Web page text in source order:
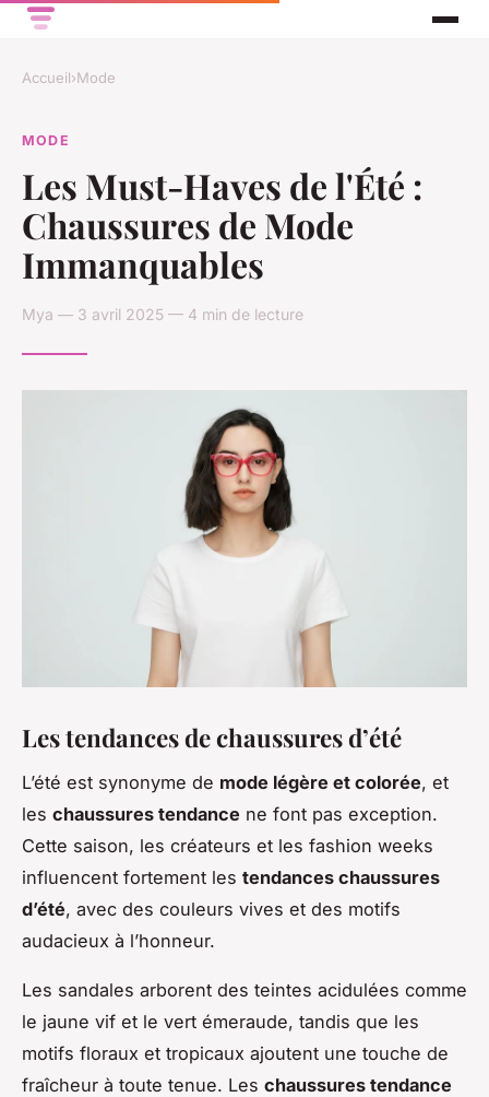
Accueil›Mode
MODE
Les Must-Haves de l'Été :
Chaussures de Mode
Immanquables
Mya — 3 avril 2025 — 4 min de lecture
Les tendances de chaussures d’été
L’été est synonyme de mode légère et colorée, et
les chaussures tendance ne font pas exception.
Cette saison, les créateurs et les fashion weeks
influencent fortement les tendances chaussures
d’été, avec des couleurs vives et des motifs
audacieux à l’honneur.
Les sandales arborent des teintes acidulées comme
le jaune vif et le vert émeraude, tandis que les
motifs floraux et tropicaux ajoutent une touche de
fraîcheur à toute tenue. Les chaussures tendance